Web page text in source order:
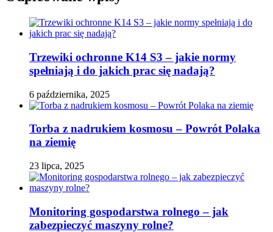
Trzewiki ochronne K14 S3 – jakie normy
spełniają i do jakich prac się nadają?
6 października, 2025
Torba z nadrukiem kosmosu – Powrót Polaka
na ziemię
23 lipca, 2025
Monitoring gospodarstwa rolnego – jak
zabezpieczyć maszyny rolne?